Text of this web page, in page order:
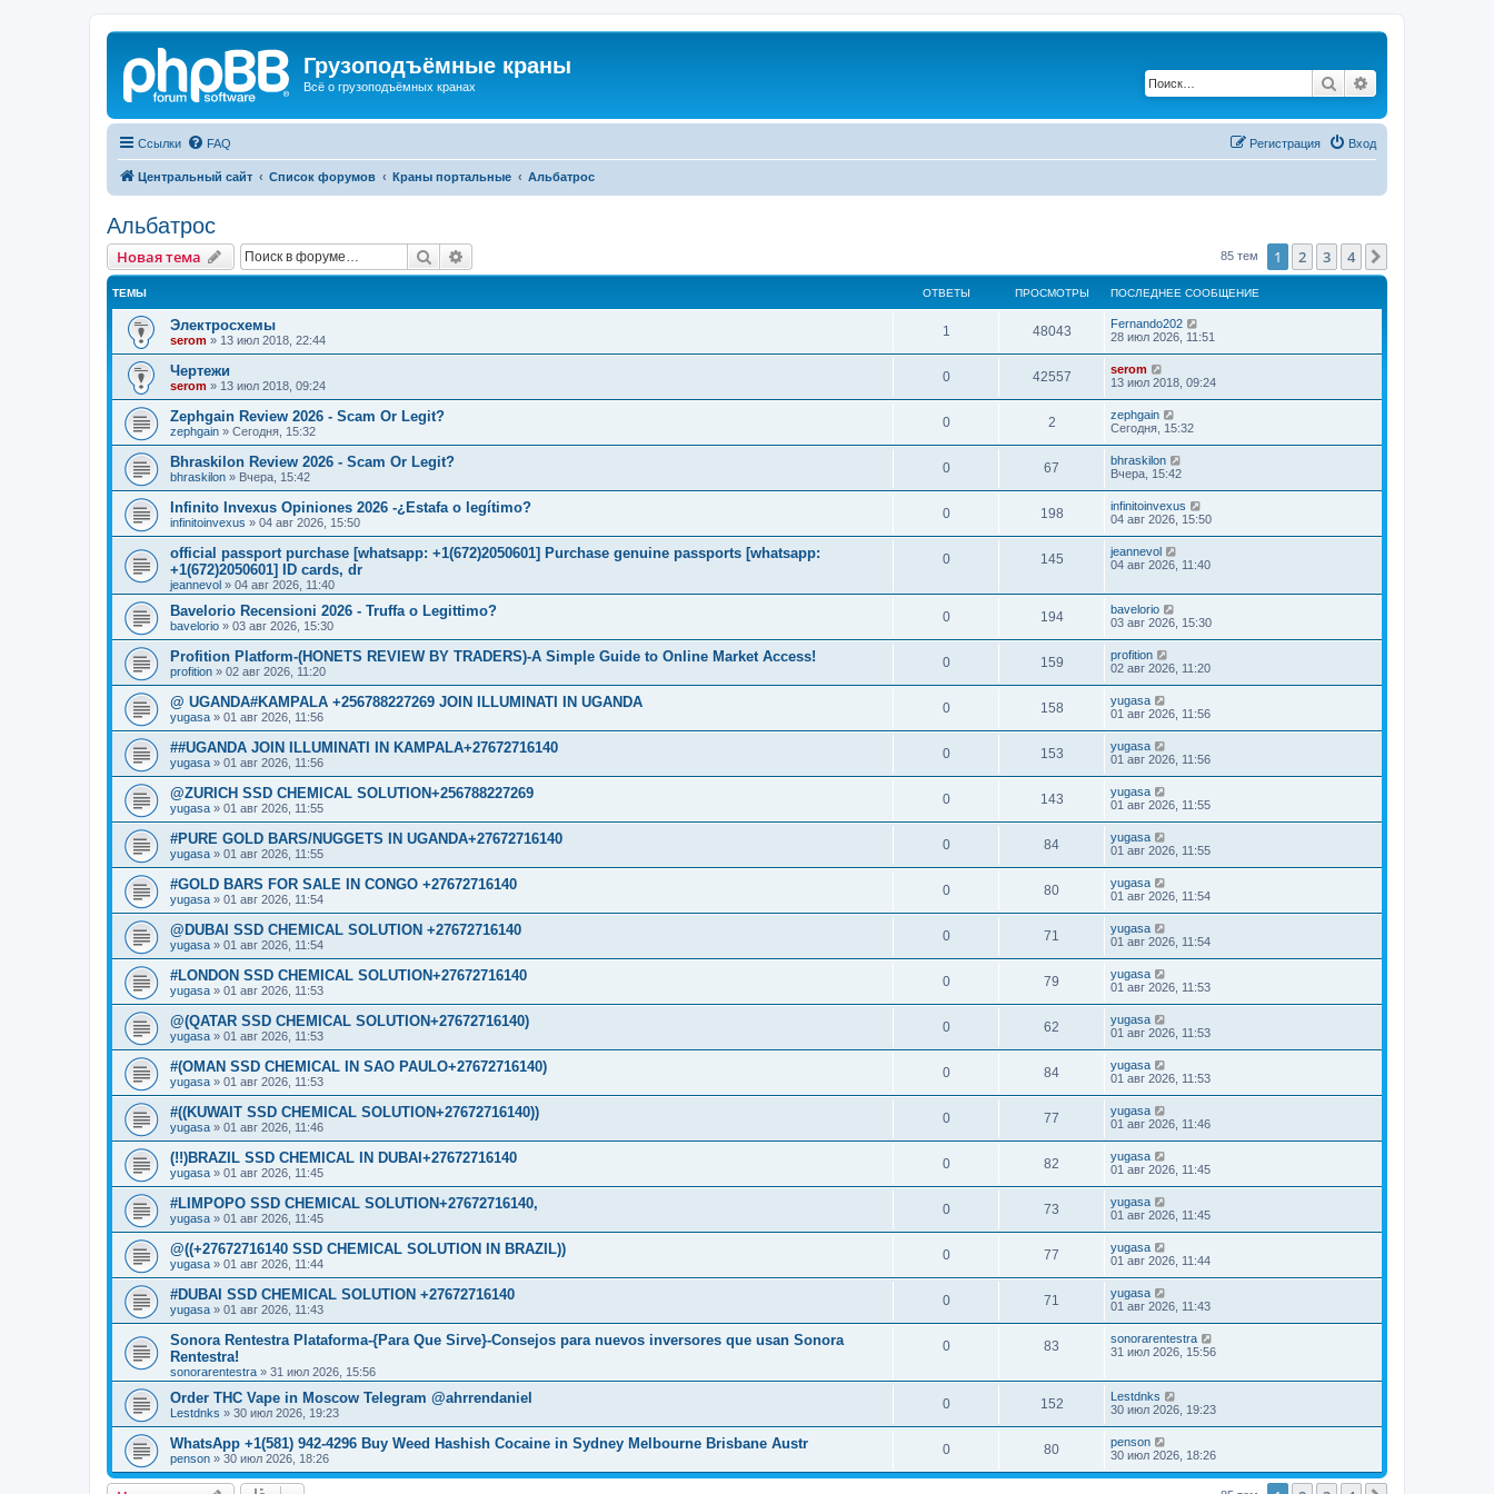
Грузоподъёмные краны
Всё о грузоподъёмных кранах Поиск
Ссылки FAQ Вход
Регистрация
Центральный сайт Список форумов Краны портальные Альбатрос
Альбатрос
Новая тема Поиск 85 тем 1 2 3 4
ТЕМЫ ОТВЕТЫ ПРОСМОТРЫ ПОСЛЕДНЕЕ СООБЩЕНИЕ
Электросхемы
serom » 13 июл 2018, 22:44
1 48043
Fernando202
28 июл 2026, 11:51
Чертежи
serom » 13 июл 2018, 09:24
0 42557
serom
13 июл 2018, 09:24
Zephgain Review 2026 - Scam Or Legit?
zephgain » Сегодня, 15:32
0 2
zephgain
Сегодня, 15:32
Bhraskilon Review 2026 - Scam Or Legit?
bhraskilon » Вчера, 15:42
0 67
bhraskilon
Вчера, 15:42
Infinito Invexus Opiniones 2026 -¿Estafa o legítimo?
infinitoinvexus » 04 авг 2026, 15:50
0 198
infinitoinvexus
04 авг 2026, 15:50
official passport purchase [whatsapp: +1(672)2050601] Purchase genuine passports [whatsapp:
+1(672)2050601] ID cards, dr
jeannevol » 04 авг 2026, 11:40
0 145
jeannevol
04 авг 2026, 11:40
Bavelorio Recensioni 2026 - Truffa o Legittimo?
bavelorio » 03 авг 2026, 15:30
0 194
bavelorio
03 авг 2026, 15:30
Profition Platform-(HONETS REVIEW BY TRADERS)-A Simple Guide to Online Market Access!
profition » 02 авг 2026, 11:20
0 159
profition
02 авг 2026, 11:20
@ UGANDA#KAMPALA +256788227269 JOIN ILLUMINATI IN UGANDA
yugasa » 01 авг 2026, 11:56
0 158
yugasa
01 авг 2026, 11:56
##UGANDA JOIN ILLUMINATI IN KAMPALA+27672716140
yugasa » 01 авг 2026, 11:56
0 153
yugasa
01 авг 2026, 11:56
@ZURICH SSD CHEMICAL SOLUTION+256788227269
yugasa » 01 авг 2026, 11:55
0 143
yugasa
01 авг 2026, 11:55
#PURE GOLD BARS/NUGGETS IN UGANDA+27672716140
yugasa » 01 авг 2026, 11:55
0 84
yugasa
01 авг 2026, 11:55
#GOLD BARS FOR SALE IN CONGO +27672716140
yugasa » 01 авг 2026, 11:54
0 80
yugasa
01 авг 2026, 11:54
@DUBAI SSD CHEMICAL SOLUTION +27672716140
yugasa » 01 авг 2026, 11:54
0 71
yugasa
01 авг 2026, 11:54
#LONDON SSD CHEMICAL SOLUTION+27672716140
yugasa » 01 авг 2026, 11:53
0 79
yugasa
01 авг 2026, 11:53
@(QATAR SSD CHEMICAL SOLUTION+27672716140)
yugasa » 01 авг 2026, 11:53
0 62
yugasa
01 авг 2026, 11:53
#(OMAN SSD CHEMICAL IN SAO PAULO+27672716140)
yugasa » 01 авг 2026, 11:53
0 84
yugasa
01 авг 2026, 11:53
#((KUWAIT SSD CHEMICAL SOLUTION+27672716140))
yugasa » 01 авг 2026, 11:46
0 77
yugasa
01 авг 2026, 11:46
(!!)BRAZIL SSD CHEMICAL IN DUBAI+27672716140
yugasa » 01 авг 2026, 11:45
0 82
yugasa
01 авг 2026, 11:45
#LIMPOPO SSD CHEMICAL SOLUTION+27672716140,
yugasa » 01 авг 2026, 11:45
0 73
yugasa
01 авг 2026, 11:45
@((+27672716140 SSD CHEMICAL SOLUTION IN BRAZIL))
yugasa » 01 авг 2026, 11:44
0 77
yugasa
01 авг 2026, 11:44
#DUBAI SSD CHEMICAL SOLUTION +27672716140
yugasa » 01 авг 2026, 11:43
0 71
yugasa
01 авг 2026, 11:43
Sonora Rentestra Plataforma-{Para Que Sirve}-Consejos para nuevos inversores que usan Sonora
Rentestra!
sonorarentestra » 31 июл 2026, 15:56
0 83
sonorarentestra
31 июл 2026, 15:56
Order THC Vape in Moscow Telegram @ahrrendaniel
Lestdnks » 30 июл 2026, 19:23
0 152
Lestdnks
30 июл 2026, 19:23
WhatsApp +1(581) 942-4296 Buy Weed Hashish Cocaine in Sydney Melbourne Brisbane Austr
penson » 30 июл 2026, 18:26
0 80
penson
30 июл 2026, 18:26